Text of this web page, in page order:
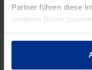
Partner führen diese
weiteren Daten
haben oder die sie im
gesammelt haben.